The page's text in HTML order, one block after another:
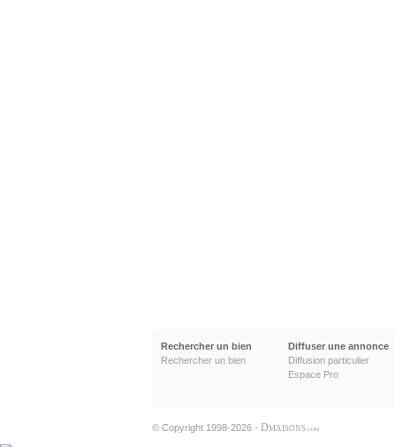
Rechercher un bien
Rechercher un bien
Diffuser une annonce
Diffusion particulier
Espace Pro
© Copyright 1998-2026 - DMAISONS .COM